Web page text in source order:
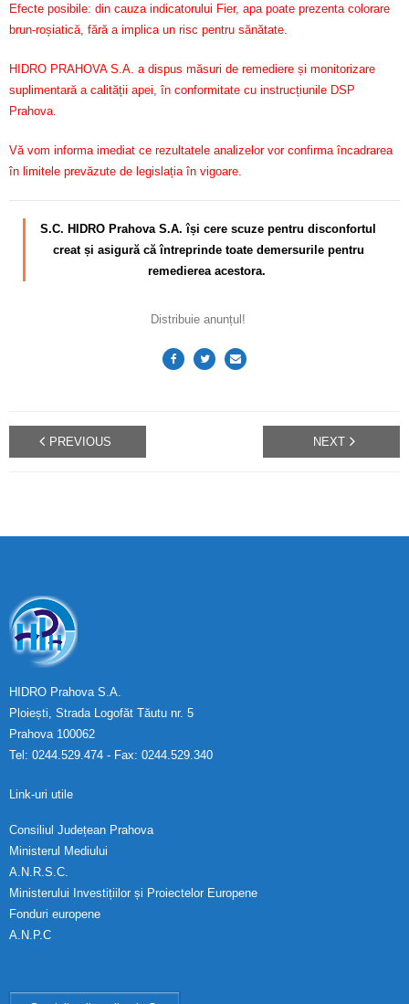
Efecte posibile: din cauza indicatorului Fier, apa poate prezenta colorare
brun-roșiatică, fără a implica un risc pentru sănătate.
HIDRO PRAHOVA S.A. a dispus măsuri de remediere și monitorizare
suplimentară a calității apei, în conformitate cu instrucțiunile DSP
Prahova.
Vă vom informa imediat ce rezultatele analizelor vor confirma încadrarea
în limitele prevăzute de legislația în vigoare.
S.C. HIDRO Prahova S.A. își cere scuze pentru disconfortul
creat și asigură că întreprinde toate demersurile pentru
remedierea acestora.
Distribuie anunțul!
PREVIOUS NEXT
HIDRO Prahova S.A.
Ploiești, Strada Logofăt Tăutu nr. 5
Prahova 100062
Tel: 0244.529.474 - Fax: 0244.529.340
Link-uri utile
Consiliul Județean Prahova
Ministerul Mediului
A.N.R.S.C.
Ministerului Investițiilor și Proiectelor Europene
Fonduri europene
A.N.P.C